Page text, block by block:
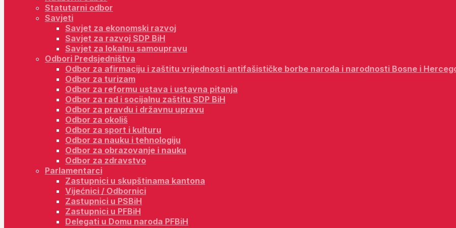
Statutarni odbor
Savjeti
Savjet za ekonomski razvoj
Savjet za razvoj SDP BiH
Savjet za lokalnu samoupravu
Odbori Predsjedništva
Odbor za afirmaciju i zaštitu vrijednosti antifašističke borbe naroda i narodnosti Bosne i
Odbor za turizam
Odbor za reformu ustava i ustavna pitanja
Odbor za rad i socijalnu zaštitu SDP BiH
Odbor za pravdu i državnu upravu
Odbor za okoliš
Odbor za sport i kulturu
Odbor za nauku i tehnologiju
Odbor za obrazovanje i nauku
Odbor za zdravstvo
Parlamentarci
Zastupnici u skupštinama kantona
Vijećnici / Odbornici
Zastupnici u PSBiH
Zastupnici u PFBiH
Delegati u Domu naroda PFBiH